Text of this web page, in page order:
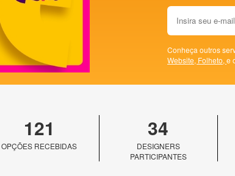
Conheça outros
Website, Folheto, e
121
OPÇÕES RECEBIDAS
34
DESIGNERS
PARTICIPANTES